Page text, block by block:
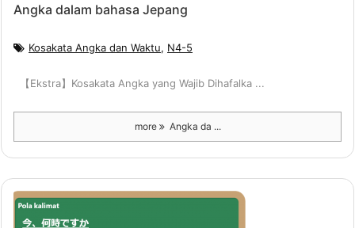
Angka dalam bahasa Jepang
Kosakata Angka dan Waktu, N4-5
【Ekstra】Kosakata Angka yang Wajib Dihafalka ...
more Angka da ...